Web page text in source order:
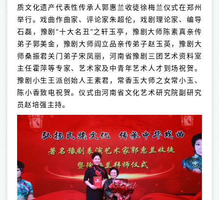
质文化遗产代表性传承人郭惠兰收徒徐梅兰仪式在郑州
举行。戏曲作曲家、评论家朱超伦，戏剧理论家、编导
石磊，豫剧“十大名丑”之轩玉亭，豫剧大师陈素真亲传
弟子郭美金，豫剧大师阎立品亲传弟子赵玉英，豫剧大
师桑振君关门弟子宋凤丽，河南省豫剧三团艺术资料室
主任霍萍等专家、艺术家及中青年艺术人才到场祝贺。
豫剧小生王派创始人王素君，常香玉大师之女常小玉、
陈小香致电祝贺。仪式由河南省文化艺术研究院副研究
员赵培强主持。